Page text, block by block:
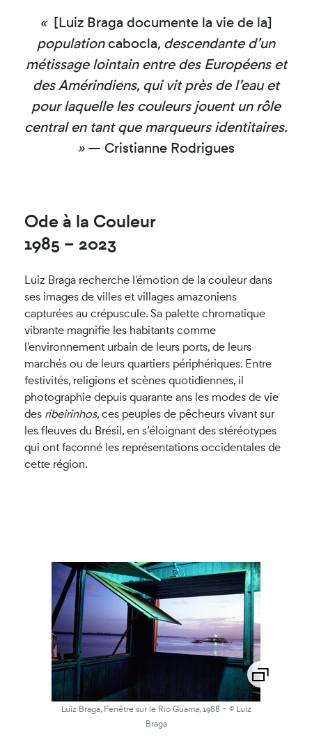
« [Luiz Braga documente la vie de la]
populationcabocla, descendante d’un
métissage lointain entre des Européens et
des Amérindiens, qui vit près de l’eau et
pour laquelle les couleurs jouent un rôle
central en tant que marqueurs identitaires.
»— Cristianne Rodrigues
Ode à la Couleur
1985 – 2023
Luiz Braga recherche l'émotion de la couleur dans
ses images de villes et villages amazoniens
capturées au crépuscule. Sa palette chromatique
vibrante magnifie les habitants comme
l'environnement urbain de leurs ports, de leurs
marchés ou de leurs quartiers périphériques. Entre
festivités, religions et scènes quotidiennes, il
photographie depuis quarante ans les modes de vie
des ribeirinhos, ces peuples de pêcheurs vivant sur
les fleuves du Brésil, en s’éloignant des stéréotypes
qui ont façonné les représentations occidentales de
cette région.
Luiz Braga, Fenêtre sur le Rio Guama, 1988 - © Luiz
Braga